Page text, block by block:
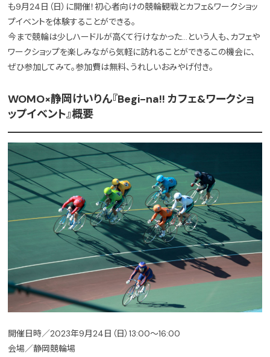
も9月24日（日）に開催！初心者向けの競輪観戦とカフェ&ワークショッ
プイベントを体験することができる。
今まで競輪は少しハードルが高くて行けなかった…という人も、カフェや
ワークショップを楽しみながら気軽に訪れることができるこの機会に、
ぜひ参加してみて。参加費は無料、うれしいおみやげ付き。
WOMO×静岡けいりん『Begi-na!! カフェ&ワークショ
ップイベント』概要
開催日時／2023年9月24日（日）13:00～16:00
会場／静岡競輪場